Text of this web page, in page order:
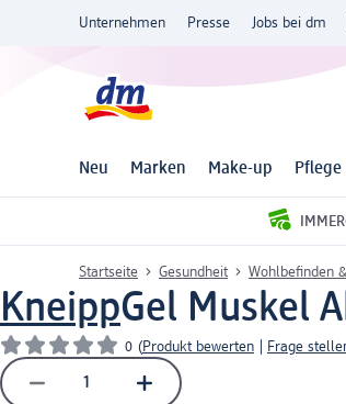
Unternehmen Presse Jobs bei dm
Neu Marken Make-up Pflege
Startseite Gesundheit Wohlbefinden
KneippGel Muskel
0 (Produkt bewerten Frage